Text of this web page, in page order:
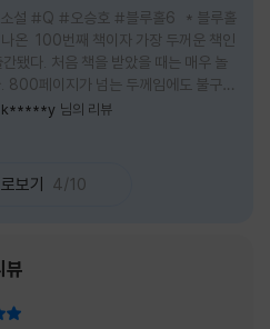
설 #Q #오승호 #블루홀6 * 블루홀
온 100번째 책이자 가장 두꺼운 책인
됐다. 처음 책을 받았을 때는 매우 놀
800페이지가 넘는 두께임에도 불구하
다 책이 가벼웠다. 여기에 측면을 영
Q란다. 처음 제목을 봤을 때 나는 질문
하는 Question을 떠올렸다. 하지만 이
까, 아니면 같이 논의를 하자는 걸까 고
웃거리며 책을 펴들었다. * 틈만 나면
리고 욕을 입에 달고 사는 선배와 일
k*****y 님의 리뷰
보기 4/10
뷰